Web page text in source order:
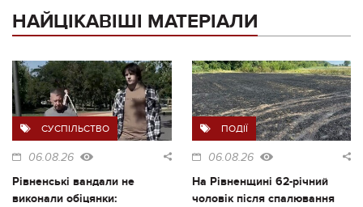
НАЙЦІКАВІШІ МАТЕРІАЛИ
СУСПІЛЬСТВО
06.08.26
Рівненські вандали не
виконали обіцянки:
ПОДІЇ
06.08.26
На Рівненщині 62-річний
чоловік після спалювання